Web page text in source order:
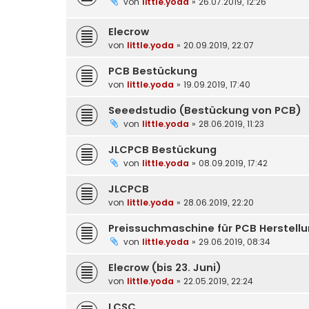
Elecrow
von little.yoda » 20.09.2019, 22:07
PCB Bestückung
von little.yoda » 19.09.2019, 17:40
Seeedstudio (Bestückung von PCB)
von little.yoda » 28.06.2019, 11:23
JLCPCB Bestückung
von little.yoda » 08.09.2019, 17:42
JLCPCB
von little.yoda » 28.06.2019, 22:20
Preissuchmaschine für PCB
von little.yoda » 29.06.2019, 08:34
Elecrow (bis 23. Juni)
von little.yoda » 22.05.2019, 22:24